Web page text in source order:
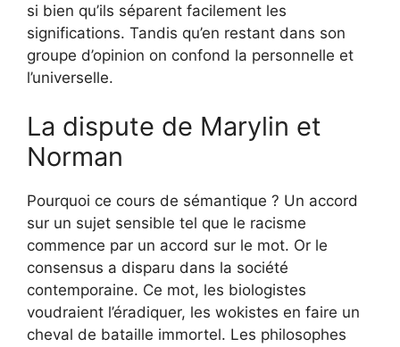
si bien qu’ils séparent facilement les
significations. Tandis qu’en restant dans son
groupe d’opinion on confond la personnelle et
l’universelle.
La dispute de Marylin et
Norman
Pourquoi ce cours de sémantique ? Un accord
sur un sujet sensible tel que le racisme
commence par un accord sur le mot. Or le
consensus a disparu dans la société
contemporaine. Ce mot, les biologistes
voudraient l’éradiquer, les wokistes en faire un
cheval de bataille immortel. Les philosophes